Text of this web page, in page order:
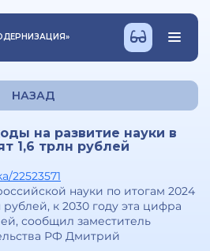
»
НАЗАД
на развитие науки в
1,6 трлн рублей
22523571
науки по итогам 2024
рублей, к 2030 году эта цифра
сообщил заместитель
РФ Дмитрий